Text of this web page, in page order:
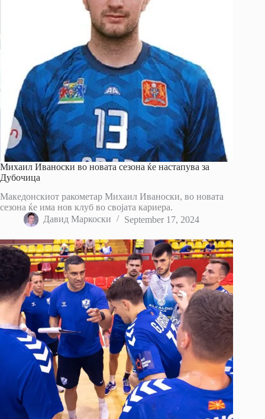
Михаил Иваноски во новата сезона ќе настапува за
Дубочица
Македонскиот ракометар Михаил Иваноски, во новата
сезона ќе има нов клуб во својата кариера.
Давид Маркоски
September 17, 2024